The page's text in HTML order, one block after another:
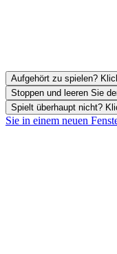
Aufgehört zu spielen?
Stoppen und leeren Sie
Spielt überhaupt nicht?
Sie in einem neuen